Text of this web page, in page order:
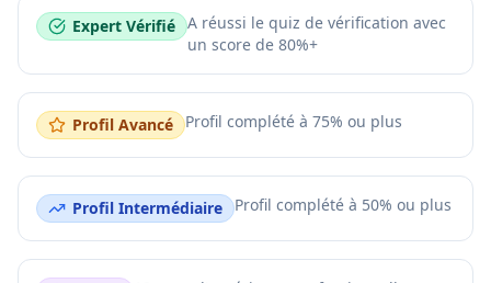
Expert Vérifié A réussi le quiz de vérification avec
un score de 80%+
Profil Avancé Profil complété à 75% ou plus
Profil Intermédiaire Profil complété à 50% ou plus